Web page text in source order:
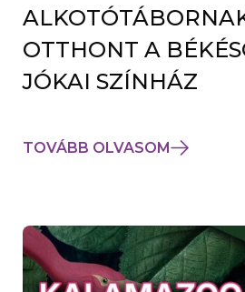
OTTHONT A
JÓKAI SZÍNHÁZ
TOVÁBB OLVASOM